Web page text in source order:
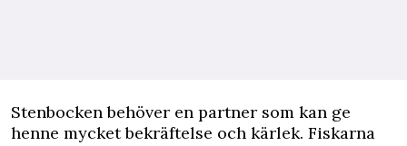
Stenbocken behöver en partner som kan ge
henne mycket bekräftelse och kärlek. Fiskarna